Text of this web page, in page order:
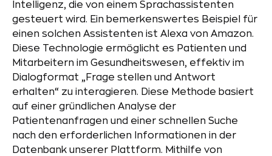
Intelligenz, die von einem Sprachassistenten
gesteuert wird. Ein bemerkenswertes Beispiel für
einen solchen Assistenten ist Alexa von Amazon.
Diese Technologie ermöglicht es Patienten und
Mitarbeitern im Gesundheitswesen, effektiv im
Dialogformat „Frage stellen und Antwort
erhalten“ zu interagieren. Diese Methode basiert
auf einer gründlichen Analyse der
Patientenanfragen und einer schnellen Suche
nach den erforderlichen Informationen in der
Datenbank unserer Plattform. Mithilfe von